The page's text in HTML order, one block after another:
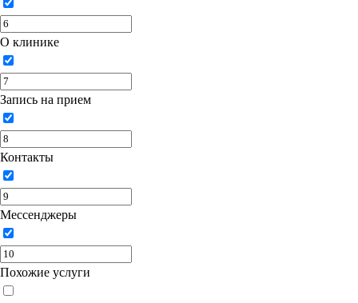
О клинике
Запись на прием
Контакты
Мессенджеры
Похожие услуги